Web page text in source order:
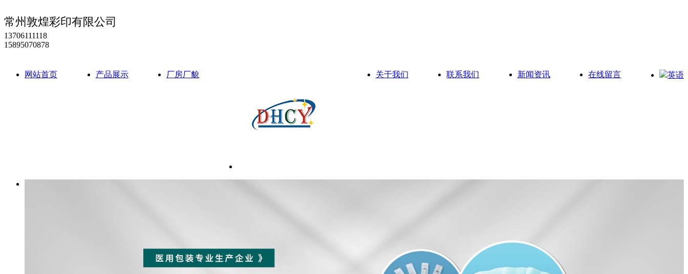
常州敦煌彩印有限公司
13706111118
15895070878
网站首页 产品展示 厂房厂貌 关于我们 联系我们 新闻资讯 在线留言 英语